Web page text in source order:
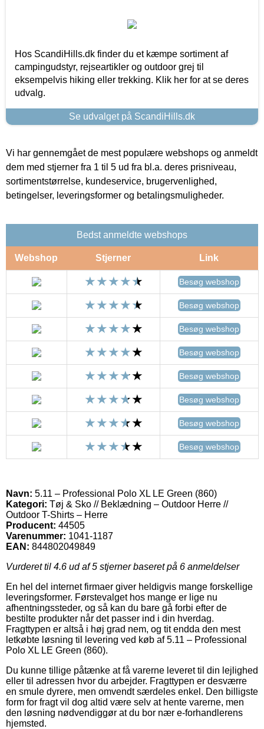
Hos ScandiHills.dk finder du et kæmpe sortiment af
campingudstyr, rejseartikler og outdoor grej til
eksempelvis hiking eller trekking. Klik her for at se deres
udvalg.
Se udvalget på ScandiHills.dk
Vi har gennemgået de mest populære webshops og anmeldt
dem med stjerner fra 1 til 5 ud fra bl.a. deres prisniveau,
sortimentstørrelse, kundeservice, brugervenlighed,
betingelser, leveringsformer og betalingsmuligheder.
Bedst anmeldte webshops
Webshop Stjerner Link
Besøg webshop
Besøg webshop
Besøg webshop
Besøg webshop
Besøg webshop
Besøg webshop
Besøg webshop
Besøg webshop
Navn: 5.11 – Professional Polo XL LE Green (860)
Kategori: Tøj & Sko // Beklædning – Outdoor Herre //
Outdoor T-Shirts – Herre
Producent: 44505
Varenummer: 1041-1187
EAN: 844802049849
Vurderet til 4.6 ud af 5 stjerner baseret på 6 anmeldelser
En hel del internet firmaer giver heldigvis mange forskellige
leveringsformer. Førstevalget hos mange er lige nu
afhentningssteder, og så kan du bare gå forbi efter de
bestilte produkter når det passer ind i din hverdag.
Fragttypen er altså i høj grad nem, og tit endda den mest
letkøbte løsning til levering ved køb af 5.11 – Professional
Polo XL LE Green (860).
Du kunne tillige påtænke at få varerne leveret til din lejlighed
eller til adressen hvor du arbejder. Fragttypen er desværre
en smule dyrere, men omvendt særdeles enkel. Den billigste
form for fragt vil dog altid være selv at hente varerne, men
den løsning nødvendiggør at du bor nær e-forhandlerens
hjemsted.